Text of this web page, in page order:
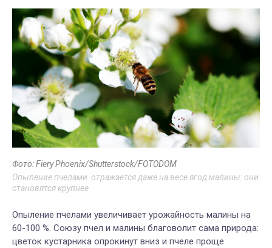
Фото: Fiery Phoenix/Shutterstock/FOTODOM
Опыление пчелами отражается даже на весе ягод малины: они
становятся крупнее
Опыление пчелами увеличивает урожайность малины на
60-100 %. Союзу пчел и малины благоволит сама природа:
цветок кустарника опрокинут вниз и пчеле проще